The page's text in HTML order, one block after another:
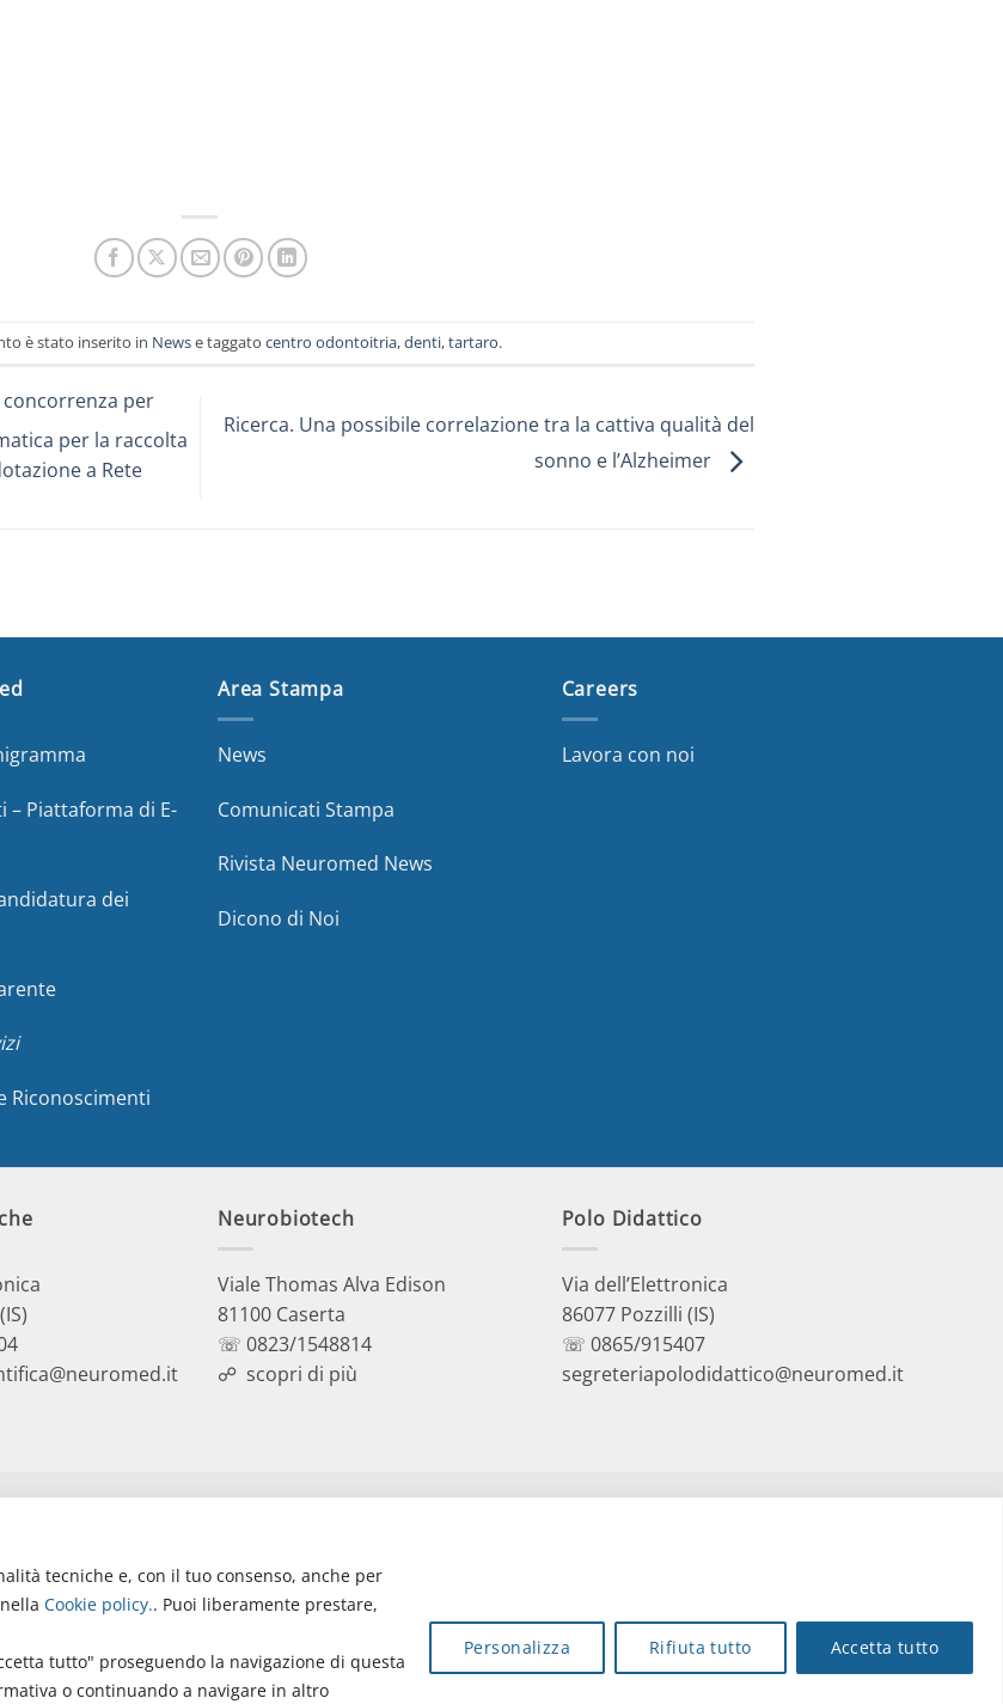
tecniche e, con il tuo consenso, anche per
Cookie policy.. Puoi liberamente prestare,
tutto" proseguendo la navigazione di questa
o continuando a navigare in altro
Personalizza Rifiuta tutto Accetta tutto
è stato inserito in Newse taggato centro odontoitria,denti,tartaro.
concorrenza per
per la raccolta
a Rete
Ricerca. Una possibile correlazione tra la cattiva qualità del
sonno e l’Alzheimer
– Piattaforma di E-
dei
Riconoscimenti
Area Stampa
News
Comunicati Stampa
Rivista Neuromed News
Dicono di Noi
Careers
Lavora con noi
Neurobiotech
Viale Thomas Alva Edison
81100 Caserta
☏ 0823/1548814
☍ scopri di più
Polo Didattico
Via dell’Elettronica
86077 Pozzilli (IS)
☏ 0865/915407
segreteriapolodidattico@neuromed.it
© 2026 Istituto Neurologico Mediterraneo Neuromed S.p.A.
Policy|Privacy|Disclaimer|Accessibilità|Contatti|Credits
REA IS - 18112 - P.IVA/Cod. Fiscale 00068310945 - neuromed@pec.it